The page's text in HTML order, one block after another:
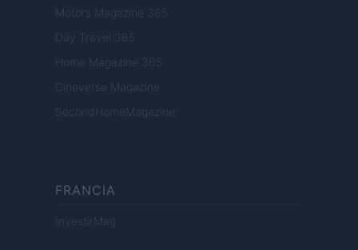
Motors Magazine 365
Day Travel 365
Home Magazine 365
Cineverse Magazine
SecondHomeMagazine
FRANCIA
InvestirMag